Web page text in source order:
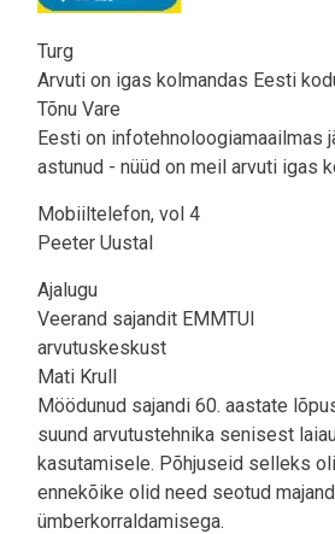
Turg
Arvuti on igas kolmandas Eesti
Tõnu Vare
Eesti on infotehnoloogiamaailmas
astunud - nüüd on meil arvuti igas
Mobiiltelefon, vol 4
Peeter Uustal
Ajalugu
Veerand sajandit EMMTUI
arvutuskeskust
Mati Krull
Möödunud sajandi 60. aastate
suund arvutustehnika senisest
kasutamisele. Põhjuseid selleks
ennekõike olid need seotud
ümberkorraldamisega.